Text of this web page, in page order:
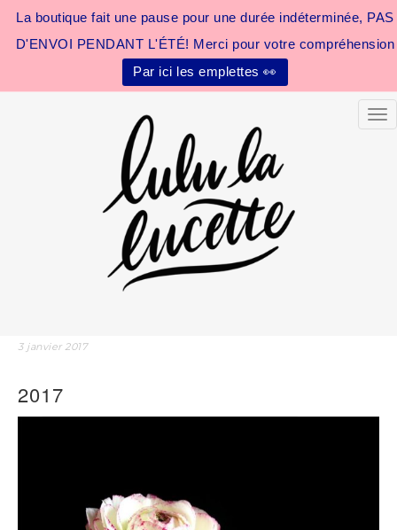
La boutique fait une pause pour une durée indéterminée, PAS
D'ENVOI PENDANT L'ÉTÉ! Merci pour votre compréhension
Par ici les emplettes 👀
3 janvier 2017
2017